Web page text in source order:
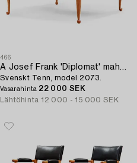
466
A Josef Frank 'Diplomat' mahogany sofa table,
Svenskt Tenn, model 2073.
Vasarahinta 22 000 SEK
Lähtöhinta 12 000 - 15 000 SEK